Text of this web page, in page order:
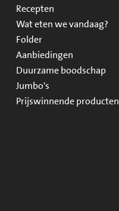
Recepten
Wat eten we vandaag?
Folder
Aanbiedingen
Duurzame boodschap
Jumbo's
Prijswinnende producten